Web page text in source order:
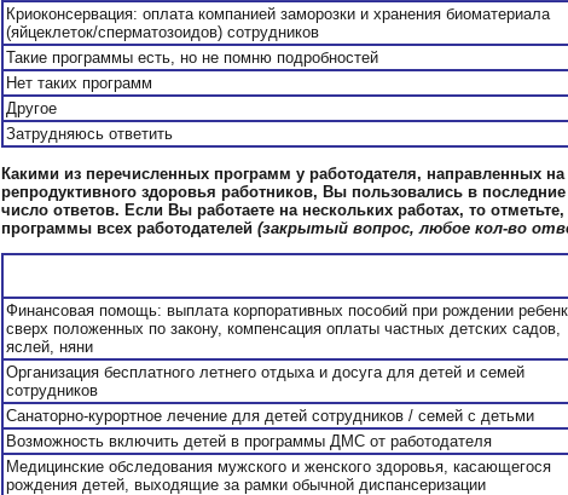
Криоконсервация: оплата компанией заморозки и хранения биоматериала
(яйцеклеток/сперматозоидов) сотрудников
Такие программы есть, но не помню подробностей
Нет таких программ
Другое
Затрудняюсь ответить
Какими из перечисленных программ у работодателя, направленных на
репродуктивного здоровья работников, Вы пользовались в
число ответов. Если Вы работаете на нескольких работах, то
программы всех работодателей (закрытый вопрос, любое кол-во
Финансовая помощь: выплата корпоративных пособий при рождении
сверх положенных по закону, компенсация оплаты частных детских садов,
яслей, няни
Организация бесплатного летнего отдыха и досуга для детей и семей
сотрудников
Санаторно-курортное лечение для детей сотрудников / семей с детьми
Возможность включить детей в программы ДМС от работодателя
Медицинские обследования мужского и женского здоровья, касающегося
рождения детей, выходящие за рамки обычной диспансеризации